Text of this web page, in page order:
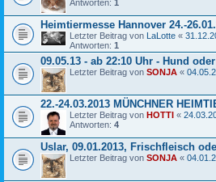
Antworten: 1
Heimtiermesse Hannover 24.-
Letzter Beitrag von LaLotte «
Antworten: 1
09.05.13 - ab 22:10 Uhr - Hund
Letzter Beitrag von SONJA «
22.-24.03.2013 MÜNCHNER
Letzter Beitrag von HOTTI «
Antworten: 4
Uslar, 09.01.2013, Frischfleisch
Letzter Beitrag von SONJA «